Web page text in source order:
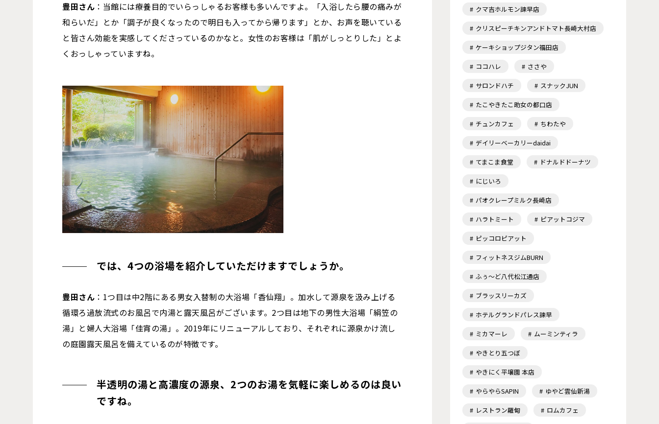
豊田さん ：当館には療養目的でいらっしゃるお客様も多いんですよ。「入浴したら腰の痛みが
和らいだ」とか「調子が良くなったので明日も入ってから帰ります」とか、お声を聴いている
と皆さん効能を実感してくださっているのかなと。女性のお客様は「肌がしっとりした」とよ
くおっしゃっていますね。
では、4つの浴場を紹介していただけますでしょうか。
豊田さん ：1つ目は中2階にある男女入替制の大浴場「香仙翔」。加水して源泉を汲み上げる
循環ろ過放流式のお風呂で内湯と露天風呂がございます。2つ目は地下の男性大浴場「絹笠の
湯」と婦人大浴場「佳宵の湯」。2019年にリニューアルしており、それぞれに源泉かけ流し
の庭園露天風呂を備えているのが特徴です。
半透明の湯と高濃度の源泉、2つのお湯を気軽に楽しめるのは良い
ですね。
クマ吉ホルモン諫早店
クリスピーチキンアンドトマト長崎大村店
ケーキショップジタン福田店
ココハレ ささや
サロンドハチ スナックJUN
たこやきたこ助女の都口店
チュンカフェ ちわたや
デイリーベーカリーdaidai
てまこま食堂 ドナルドドーナツ
にじいろ
パオクレープミルク長崎店
ハラトミート ピアットコジマ
ピッコロピアット
フィットネスジムBURN
ふぅ～ど八代松江通店
ブラッスリーカズ
ホテルグランドパレス諫早
ミカマーレ ムーミンティラ
やきとり五つぼ
やきにく平壌園 本店
やらやらSAPIN ゆやど雲仙新湯
レストラン羅甸 ロムカフェ